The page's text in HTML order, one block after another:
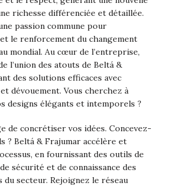
richesse différenciée et détaillée.
passion commune pour
le renforcement du changement
mondial. Au cœur de l’entreprise,
l’union des atouts de Beltá &
des solutions efficaces avec
dévouement. Vous cherchez à
designs élégants et intemporels ?
de concrétiser vos idées. Concevez-
? Beltá & Frajumar accélère et
en fournissant des outils de
sécurité et de connaissance des
du secteur. Rejoignez le réseau